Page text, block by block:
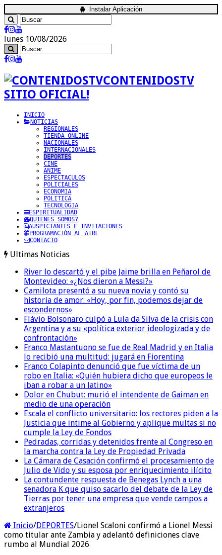
Instalar Aplicación
lunes 10/08/2026
CONTENIDOSTV
SITIO OFICIAL!
INICIO
NOTICIAS
REGIONALES
TIENDA ONLINE
NACIONALES
INTERNACIONALES
DEPORTES
CINE
ANIME
ESPECTACULOS
POLICIALES
ECONOMIA
POLITICA
TECNOLOGIA
ESPIRITUALIDAD
QUIENES SOMOS?
AUSPICIANTES E INVITACIONES
PROGRAMACIÓN AL AIRE
CONTACTO
Ultimas Noticias
River lo descartó y el pibe Jaime brilla en Peñarol de
Montevideo: «¿Nos dieron a Messi?»
Camilota presentó a su nueva novia y contó su
historia de amor: «Hoy, por fin, podemos dejar de
escondernos»
Flávio Bolsonaro culpó a Lula da Silva de la crisis con
Argentina y a su «política exterior ideologizada y de
confrontación»
Franco Mastantuono se fue de Real Madrid y en Italia
lo recibió una multitud: jugará en Fiorentina
Franco Colapinto denunció que fue víctima de un
robo en Italia: «Quién hubiera dicho que europeos le
iban a robar a un latino»
Dolor en Chubut: murió el intendente de Gaiman en
medio de una operación
Escala el conflicto universitario: los rectores piden a la
Justicia que intime al Gobierno y aplique multas si no
cumple la Ley de Fondos
Pedradas, corridas y detenidos frente al Congreso en
la marcha contra la Ley de Propiedad Privada
La Cámara de Casación confirmó el procesamiento de
Julio de Vido y su esposa por enriquecimiento ilícito
La contundente respuesta de Benegas Lynch a una
senadora K que quiso sacarlo del debate de la Ley de
Tierras por tener una empresa que vende campos a
extranjeros
Inicio/DEPORTES/Lionel Scaloni confirmó a Lionel Messi
como titular ante Zambia y adelantó definiciones clave
rumbo al Mundial 2026